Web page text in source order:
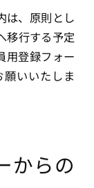
は、原則とし
移行する予定
用登録フォー
いいたしま
からの